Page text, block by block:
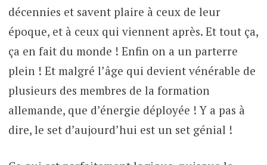
décennies et savent plaire à ceux de leur
époque, et à ceux qui viennent après. Et tout ça,
ça en fait du monde ! Enfin on a un parterre
plein ! Et malgré l’âge qui devient vénérable de
plusieurs des membres de la formation
allemande, que d’énergie déployée ! Y a pas à
dire, le set d’aujourd’hui est un set génial !